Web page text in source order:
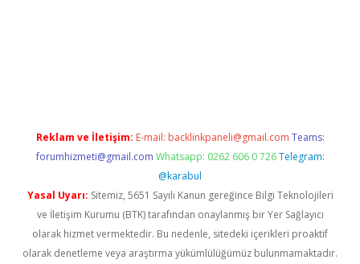
Reklam ve İletişim: E-mail: backlinkpaneli@gmail.com Teams:
forumhizmeti@gmail.com Whatsapp: 0262 606 0 726 Telegram:
@karabul
Yasal Uyarı: Sitemiz, 5651 Sayılı Kanun gereğince Bilgi Teknolojileri
ve İletişim Kurumu (BTK) tarafından onaylanmış bir Yer Sağlayıcı
olarak hizmet vermektedir. Bu nedenle, sitedeki içerikleri proaktif
olarak denetleme veya araştırma yükümlülüğümüz bulunmamaktadır.